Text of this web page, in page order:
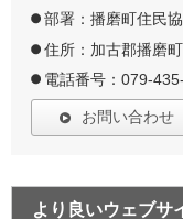
部署：播磨町住民
住所：加古郡播磨
電話番号：079-
お問い合わせ
より良いウェブサ